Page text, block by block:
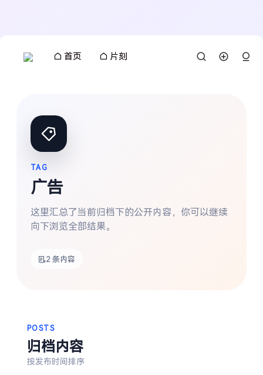
首页 片刻
摄影
TAG
广告
这里汇总了当前归档下的公开内容，你可以继续
向下浏览全部结果。
2 条内容
POSTS
归档内容
按发布时间排序